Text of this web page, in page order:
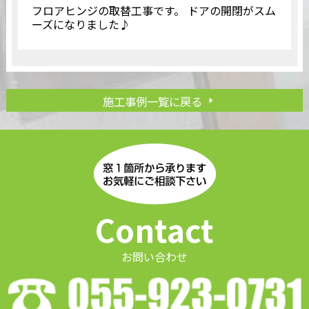
フロアヒンジの取替工事です。 ドアの開閉がスム
ーズになりました♪
施工事例一覧に戻る
Contact
お問い合わせ